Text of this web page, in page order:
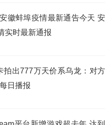
徽蚌埠疫情最新通告今天 安
实时最新通报
拍出777万天价系乌龙：对方
日播报